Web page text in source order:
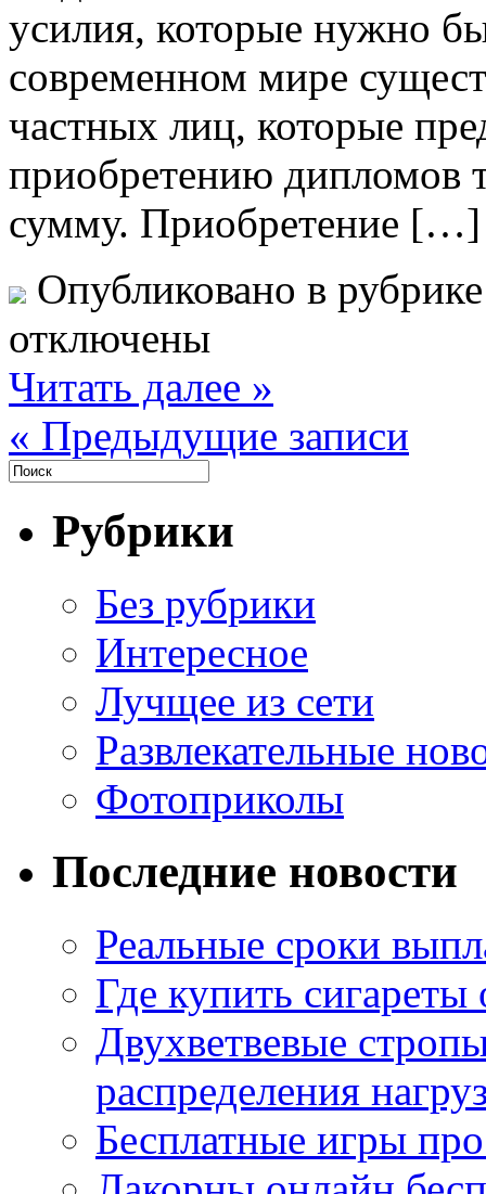
усилия, которые нужно
современном мире
частных лиц, которые
приобретению дипломов
сумму. Приобретение […]
Опубликовано в
отключены
Читать далее »
« Предыдущие записи
Рубрики
Без рубрики
Интересное
Лучщее из сети
Развлекательные
Фотоприколы
Последние новости
Реальные сроки
Где купить
Двухветвевые
распределения
Бесплатные игры